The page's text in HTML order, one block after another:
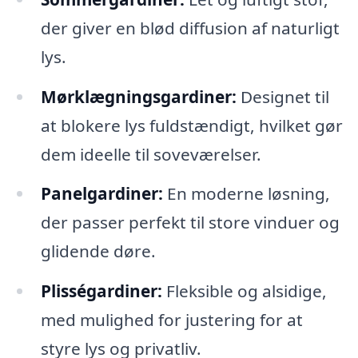
der giver en blød diffusion af naturligt
lys.
Mørklægningsgardiner: Designet til
at blokere lys fuldstændigt, hvilket gør
dem ideelle til soveværelser.
Panelgardiner: En moderne løsning,
der passer perfekt til store vinduer og
glidende døre.
Plisségardiner: Fleksible og alsidige,
med mulighed for justering for at
styre lys og privatliv.